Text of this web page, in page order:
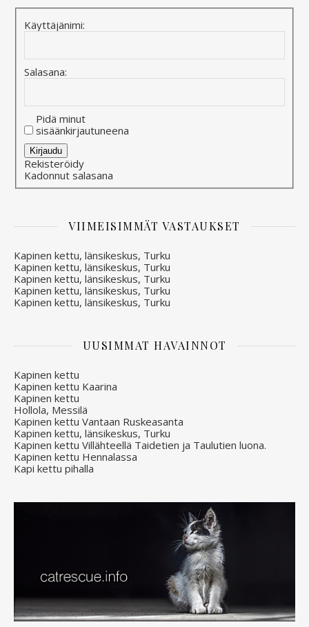
Käyttäjänimi:
Salasana:
Pidä minut
sisäänkirjautuneena
Alternative:
Kirjaudu
Rekisteröidy
Kadonnut salasana
VIIMEISIMMÄT VASTAUKSET
Kapinen kettu, länsikeskus, Turku
Kapinen kettu, länsikeskus, Turku
Kapinen kettu, länsikeskus, Turku
Kapinen kettu, länsikeskus, Turku
Kapinen kettu, länsikeskus, Turku
UUSIMMAT HAVAINNOT
Kapinen kettu
Kapinen kettu Kaarina
Kapinen kettu
Hollola, Messilä
Kapinen kettu Vantaan Ruskeasanta
Kapinen kettu, länsikeskus, Turku
Kapinen kettu Villähteellä Taidetien ja Taulutien luona.
Kapinen kettu Hennalassa
Kapi kettu pihalla